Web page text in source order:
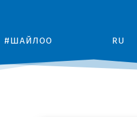
#ШАЙЛОО RU